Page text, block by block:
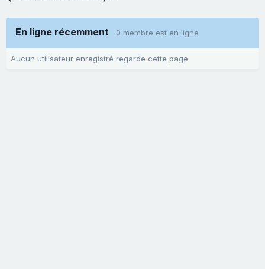
En ligne récemment 0 membre est en ligne
Aucun utilisateur enregistré regarde cette page.